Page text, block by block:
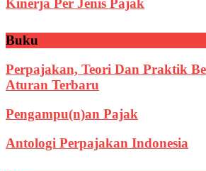
Kinerja Per Jenis Pajak
Buku
Perpajakan, Teori Dan Praktik
Aturan Terbaru
Pengampu(n)an Pajak
Antologi Perpajakan Indonesia